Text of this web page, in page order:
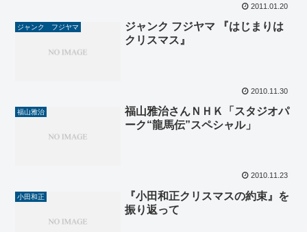
2011.01.20
ジャンク フジヤマ
ジャンク フジヤマ 『はじまりは
クリスマス』
2010.11.30
福山雅治
福山雅治さんＮＨＫ「スタジオパ
ーク“龍馬伝”スペシャル」
2010.11.23
小田和正
『小田和正クリスマスの約束』を
振り返って